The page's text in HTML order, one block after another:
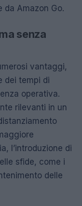
da Amazon Go.
senza
vantaggi,
dei tempi di
operativa.
rilevanti in un
l’introduzione di
sfide, come i
delle